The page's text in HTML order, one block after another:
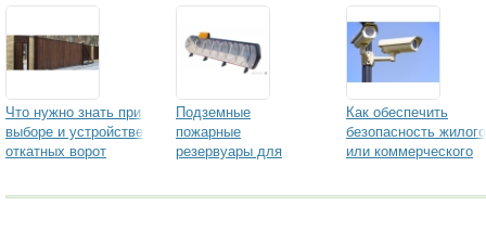
Что нужно знать при
выборе и устройстве
откатных ворот
Подземные
пожарные
резервуары для
Как обеспечить
безопасность жилого
или коммерческого